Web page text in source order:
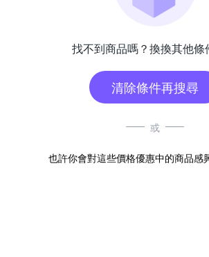
找不到商品嗎？換換其他條
清除條件再搜尋
或
也許你會對這些價格優惠中的商品感